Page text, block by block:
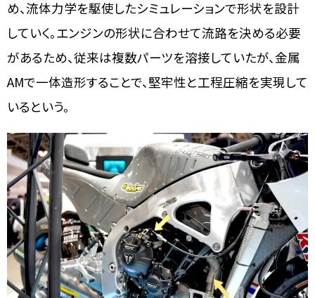
め、流体力学を駆使したシミュレーションで形状を設計
していく。エンジンの形状に合わせて流路を決める必要
があるため、従来は複数パーツを溶接していたが、金属
AMで一体造形することで、堅牢性と工程圧縮を実現して
いるという。